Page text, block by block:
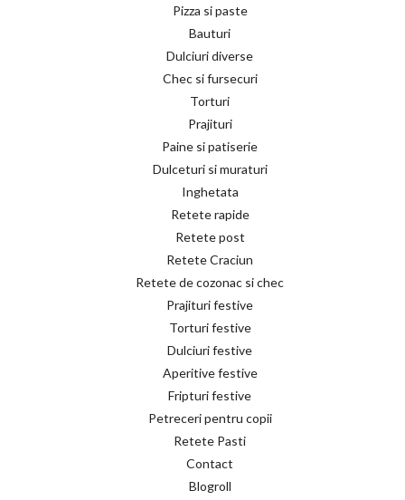
Pizza si paste
Bauturi
Dulciuri diverse
Chec si fursecuri
Torturi
Prajituri
Paine si patiserie
Dulceturi si muraturi
Inghetata
Retete rapide
Retete post
Retete Craciun
Retete de cozonac si chec
Prajituri festive
Torturi festive
Dulciuri festive
Aperitive festive
Fripturi festive
Petreceri pentru copii
Retete Pasti
Contact
Blogroll